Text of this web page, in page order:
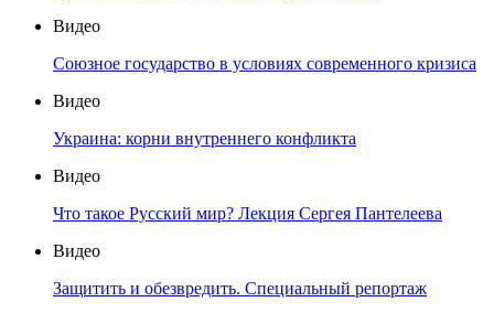
Видео
Союзное государство в условиях современного кризиса
Видео
Украина: корни внутреннего конфликта
Видео
Что такое Русский мир? Лекция Сергея Пантелеева
Видео
Защитить и обезвредить. Специальный репортаж